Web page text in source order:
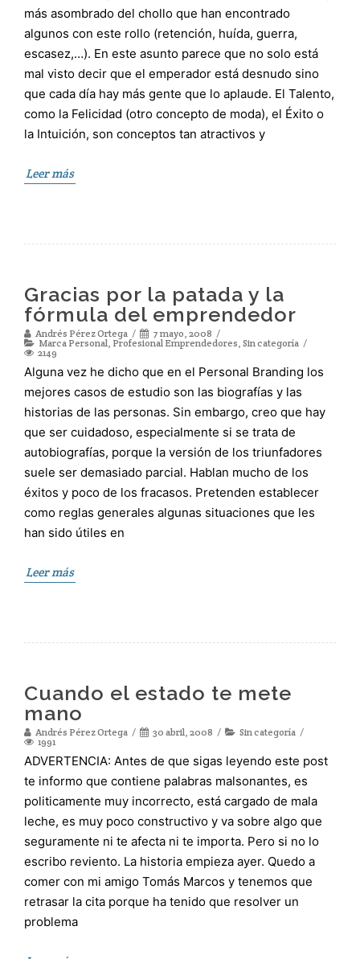
más asombrado del chollo que han encontrado
algunos con este rollo (retención, huída, guerra,
escasez,…). En este asunto parece que no solo está
mal visto decir que el emperador está desnudo sino
que cada día hay más gente que lo aplaude. El Talento,
como la Felicidad (otro concepto de moda), el Éxito o
la Intuición, son conceptos tan atractivos y
Leer más
Gracias por la patada y la
fórmula del emprendedor
Andrés Pérez Ortega
7 mayo, 2008
Marca Personal, Profesional Emprendedores, Sin categoría
2149
Alguna vez he dicho que en el Personal Branding los
mejores casos de estudio son las biografías y las
historias de las personas. Sin embargo, creo que hay
que ser cuidadoso, especialmente si se trata de
autobiografías, porque la versión de los triunfadores
suele ser demasiado parcial. Hablan mucho de los
éxitos y poco de los fracasos. Pretenden establecer
como reglas generales algunas situaciones que les
han sido útiles en
Leer más
Cuando el estado te mete
mano
Andrés Pérez Ortega 30 abril, 2008
Sin categoría
1991
ADVERTENCIA: Antes de que sigas leyendo este post
te informo que contiene palabras malsonantes, es
politicamente muy incorrecto, está cargado de mala
leche, es muy poco constructivo y va sobre algo que
seguramente ni te afecta ni te importa. Pero si no lo
escribo reviento. La historia empieza ayer. Quedo a
comer con mi amigo Tomás Marcos y tenemos que
retrasar la cita porque ha tenido que resolver un
problema